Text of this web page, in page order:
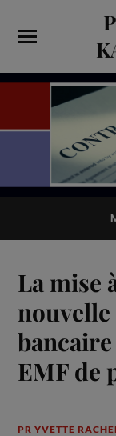
La mise
bancaire
EMF de
PR YVETTE